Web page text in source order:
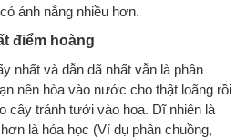
ánh nắng nhiều hơn.
điểm hoàng
nhất và dẫn dã nhất vẫn là phân
nên hòa vào nước cho thật loãng rồi
cây tránh tưới vào hoa. Dĩ nhiên là
là hóa học (Ví dụ phân chuồng,